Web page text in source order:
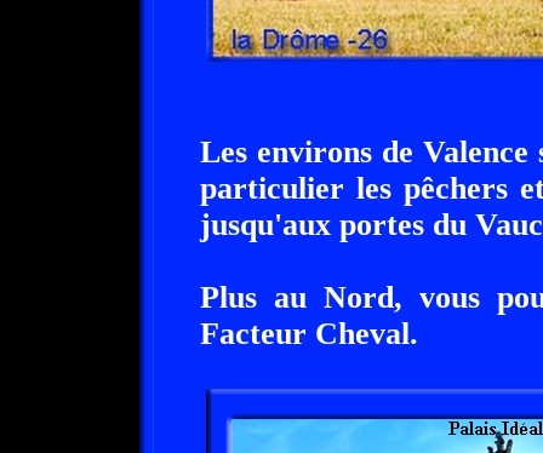
Les environs de
particulier les pêchers
jusqu'aux portes du
Plus au Nord, vous
Facteur Cheval.